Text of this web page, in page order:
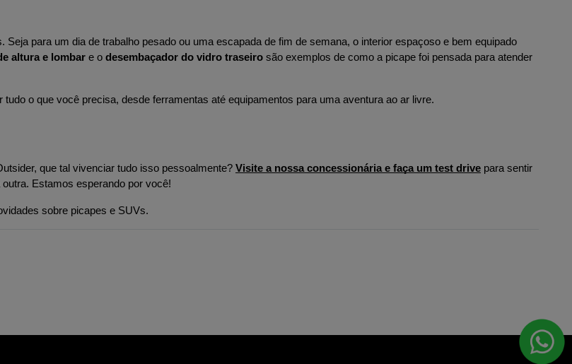
para um dia de trabalho pesado ou uma escapada de fim de semana, o interior espaçoso e bem equipado
altura e lombar e o desembaçador do vidro traseiro são exemplos de como a picape foi pensada para atender
tudo o que você precisa, desde ferramentas até equipamentos para uma aventura ao ar livre.
que tal vivenciar tudo isso pessoalmente? Visite a nossa concessionária e faça um test drive para sentir
Estamos esperando por você!
sobre picapes e SUVs.